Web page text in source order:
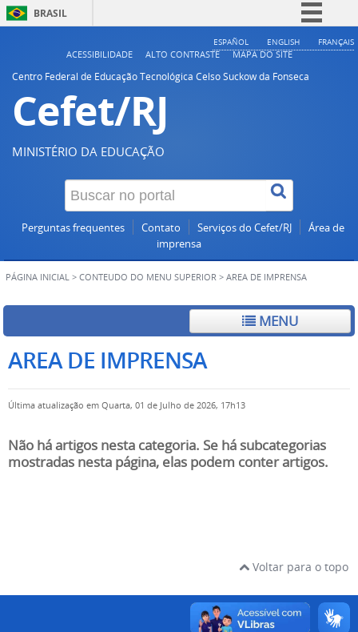
BRASIL
Simplifique!
ESPAÑOL ENGLISH FRANÇAIS
ACESSIBILIDADE ALTO CONTRASTE
MAPA DO SITE
Centro Federal de Educação Tecnológica Celso Suckow da Fonseca
Cefet/RJ
MINISTÉRIO DA EDUCAÇÃO
Perguntas frequentes Contato Serviços do Cefet/RJ
Área de
imprensa
PÁGINA INICIAL > CONTEUDO DO MENU SUPERIOR > AREA DE IMPRENSA
MENU
AREA DE IMPRENSA
Última atualização em Quarta, 01 de Julho de 2026, 17h13
Não há artigos nesta categoria. Se há subcategorias
mostradas nesta página, elas podem conter artigos.
Voltar para o topo